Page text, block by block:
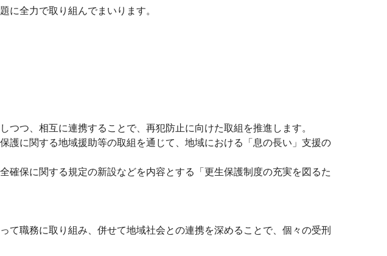
全力で取り組んでまいります。
つ、相互に連携することで、再犯防止に向けた取組を推進します。
に関する地域援助等の取組を通じて、地域における「息の長い」支援の
保に関する規定の新設などを内容とする「更生保護制度の充実を図るた
職務に取り組み、併せて地域社会との連携を深めることで、個々の受刑